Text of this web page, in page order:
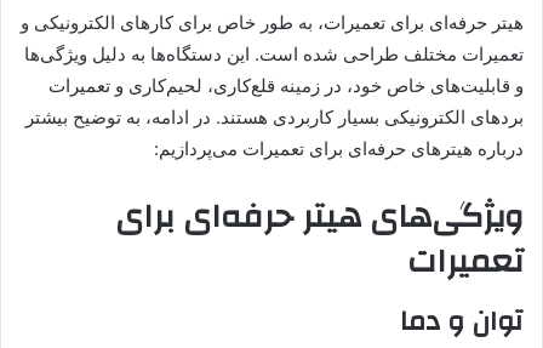
هیتر حرفه‌ای برای تعمیرات، به طور خاص برای کارهای الکترونیکی و
تعمیرات مختلف طراحی شده است. این دستگاه‌ها به دلیل ویژگی‌ها
و قابلیت‌های خاص خود، در زمینه قلع‌کاری، لحیم‌کاری و تعمیرات
بردهای الکترونیکی بسیار کاربردی هستند. در ادامه، به توضیح بیشتر
درباره هیترهای حرفه‌ای برای تعمیرات می‌پردازیم:
ویژگی‌های هیتر حرفه‌ای برای
تعمیرات
توان و دما